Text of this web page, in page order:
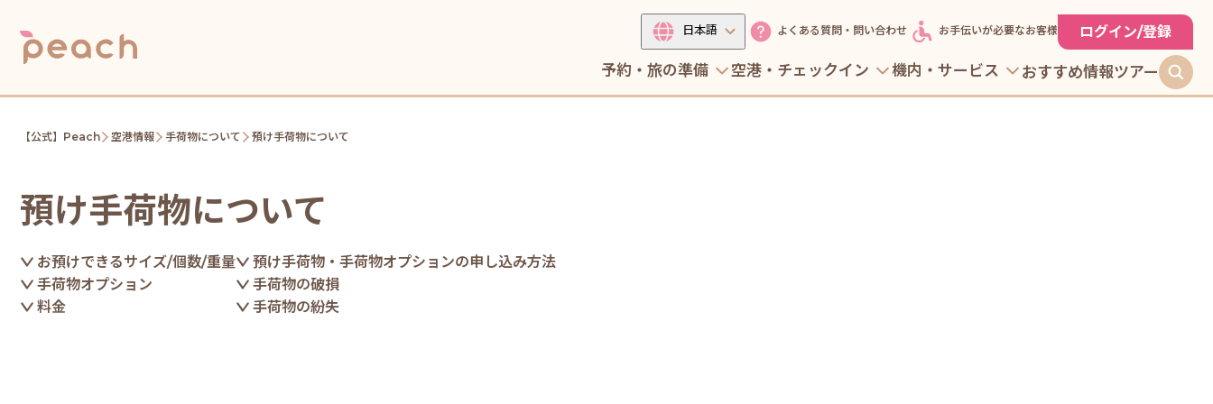
予約・旅の準備 空港・チェックイン 機内・サービス おすすめ情報ツアー
日本語 よくある質問・問い合わせ お手伝いが必要なお客様 ログイン/登録
【公式】Peach 空港情報 手荷物について 預け手荷物について
預け手荷物について
お預けできるサイズ/個数/重量
手荷物オプション
料金
預け手荷物・手荷物オプションの申し込み方法
手荷物の破損
手荷物の紛失